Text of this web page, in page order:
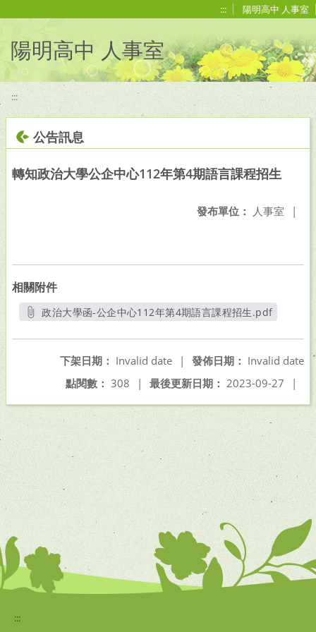
::: 陽明高中 人事室
陽明高中 人事室
:::
公告訊息
轉知政治大學公企中心112年第4期語言課程招生
發布單位： 人事室 |
相關附件
政治大學函-公企中心112年第4期語言課程招生.pdf
發佈日期： Invalid date
下架日期： Invalid date
|
最後更新日期： 2023-09-27 |
點閱數： 308 |
:::